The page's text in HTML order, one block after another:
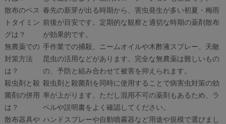
散布のベス
トタイミン
グは？
春先の新芽が出る時期から、害虫発生が多い初夏・梅雨
前後が目安です。定期的な観察と適切な時期の薬剤散布
が効果的です。
無農薬での
対策方法
は？
手作業での捕殺、ニームオイルや木酢液スプレー、天敵
昆虫の活用などがあります。完全な無農薬は難しいもの
の、予防と組み合わせて被害を抑えられます。
殺虫剤と殺
菌剤の併用
は？
殺虫剤と殺菌剤を同時に使用することで病害虫対策の効
率が上がります。ただし混用不可の薬剤もあるため、ラ
ベルや説明書をよく確認してください。
散布器具や ハンドスプレーや自動噴霧器など用途や規模で選びまし